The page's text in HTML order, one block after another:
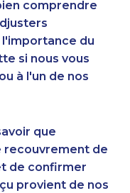
comprendre
du
si nous vous
à l'un de nos
que
recouvrement de
de confirmer
provient de nos